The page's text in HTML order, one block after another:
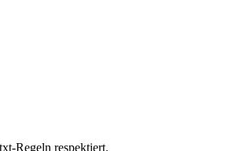
Regeln respektiert.